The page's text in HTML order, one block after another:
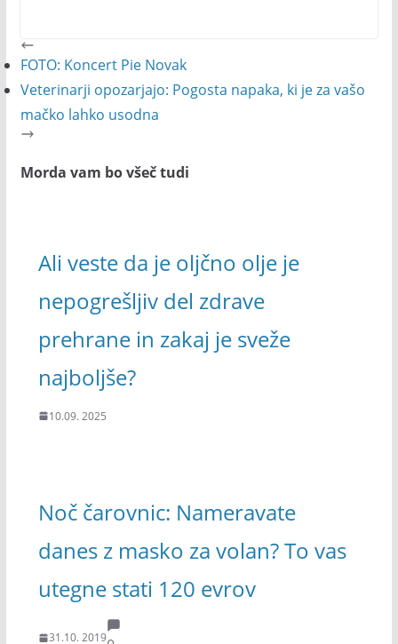
FOTO: Koncert Pie Novak
Veterinarji opozarjajo: Pogosta napaka, ki je za vašo
mačko lahko usodna
Morda vam bo všeč tudi
Ali veste da je oljčno olje je
nepogrešljiv del zdrave
prehrane in zakaj je sveže
najboljše?
10.09. 2025
Noč čarovnic: Nameravate
danes z masko za volan? To vas
utegne stati 120 evrov
31.10. 2019